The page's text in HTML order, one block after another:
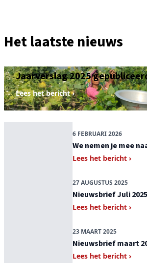
Het laatste nieuws
Jaarverslag 2025
Lees het bericht ›
6 FEBRUARI 2026
We nemen je mee
Lees het bericht ›
27 AUGUSTUS 2025
Nieuwsbrief Juli 2025
Lees het bericht ›
23 MAART 2025
Nieuwsbrief maart
Lees het bericht ›